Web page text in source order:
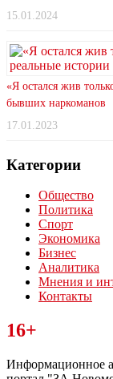
15.01.2024
«Я остался жив
бывших наркоманов
17.01.2023
Категории
Общество
Политика
Спорт
Экономика
Бизнес
Аналитика
Мнения и
Контакты
Читайте
“ЗаНовомосковск”
16+
Информационное